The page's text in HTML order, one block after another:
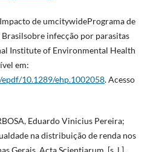
de umcitywidePrograma de
infecção por parasitas
Institute of Environmental Health
em:
10.1289/ehp.1002058. Acesso
Eduardo Vinicius Pereira;
na distribuição de renda nos
Gerais. Acta Scientiarum, [s. l.],